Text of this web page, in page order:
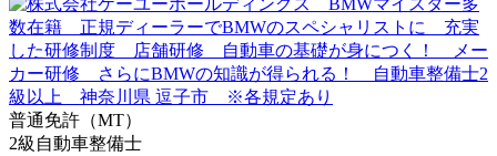
普通免許（MT）
2級自動車整備士